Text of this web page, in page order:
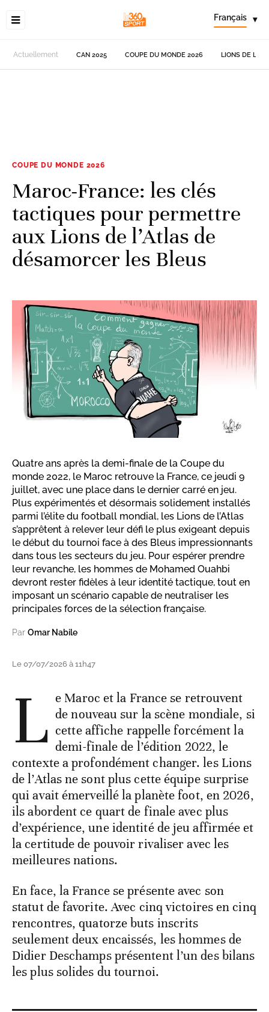
Français ▾
Actuellement CAN 2025 COUPE DU MONDE 2026 LIONS DE
COUPE DU MONDE 2026
Maroc-France: les clés
tactiques pour permettre
aux Lions de l’Atlas de
désamorcer les Bleus
Quatre ans après la demi-finale de la Coupe du
monde 2022, le Maroc retrouve la France, ce jeudi 9
juillet, avec une place dans le dernier carré en jeu.
Plus expérimentés et désormais solidement installés
parmi l’élite du football mondial, les Lions de l’Atlas
s’apprêtent à relever leur défi le plus exigeant depuis
le début du tournoi face à des Bleus impressionnants
dans tous les secteurs du jeu. Pour espérer prendre
leur revanche, les hommes de Mohamed Ouahbi
devront rester fidèles à leur identité tactique, tout en
imposant un scénario capable de neutraliser les
principales forces de la sélection française.
Par Omar Nabile
Le 07/07/2026 à 11h47
L e Maroc et la France se retrouvent
de nouveau sur la scène mondiale, si
cette affiche rappelle forcément la
demi-finale de l’édition 2022, le
contexte a profondément changer. les Lions
de l’Atlas ne sont plus cette équipe surprise
qui avait émerveillé la planète foot, en 2026,
ils abordent ce quart de finale avec plus
d’expérience, une identité de jeu affirmée et
la certitude de pouvoir rivaliser avec les
meilleures nations.
En face, la France se présente avec son
statut de favorite. Avec cinq victoires en cinq
rencontres, quatorze buts inscrits
seulement deux encaissés, les hommes de
Didier Deschamps présentent l’un des bilans
les plus solides du tournoi.